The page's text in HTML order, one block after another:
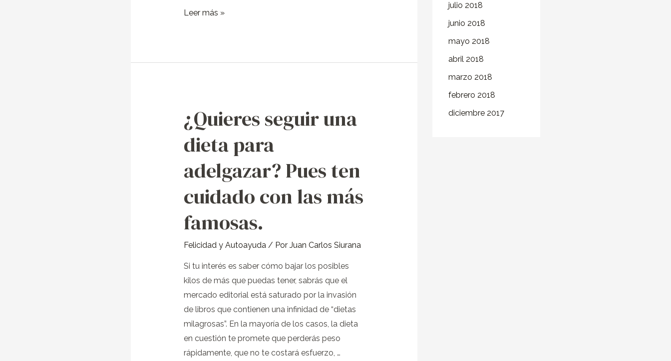
Leer más »
¿Quieres seguir una
dieta para
adelgazar? Pues ten
cuidado con las más
famosas.
Felicidad y Autoayuda / PorJuan Carlos Siurana
Si tu interés es saber cómo bajar los posibles
kilos de más que puedas tener, sabrás que el
mercado editorial está saturado por la invasión
de libros que contienen una infinidad de “dietas
milagrosas”. En la mayoría de los casos, la dieta
en cuestión te promete que perderás peso
rápidamente, que no te costará esfuerzo, …
¿Quieres
seguir
una
para
adelgazar?
Pues
ten
cuidado
con
más
famosas.
julio 2018
junio 2018
mayo 2018
abril 2018
marzo 2018
febrero 2018
diciembre 2017